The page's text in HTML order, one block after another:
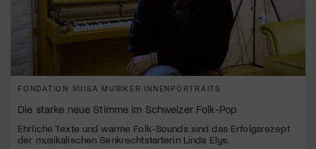
FONDATION SUISA MUSIKER:INNENPORTRAITS
Die starke neue Stimme im Schweizer Folk-Pop
Ehrliche Texte und warme Folk-Sounds sind das Erfolgsrezept
der musikalischen Senkrechtstarterin Linda Elys.